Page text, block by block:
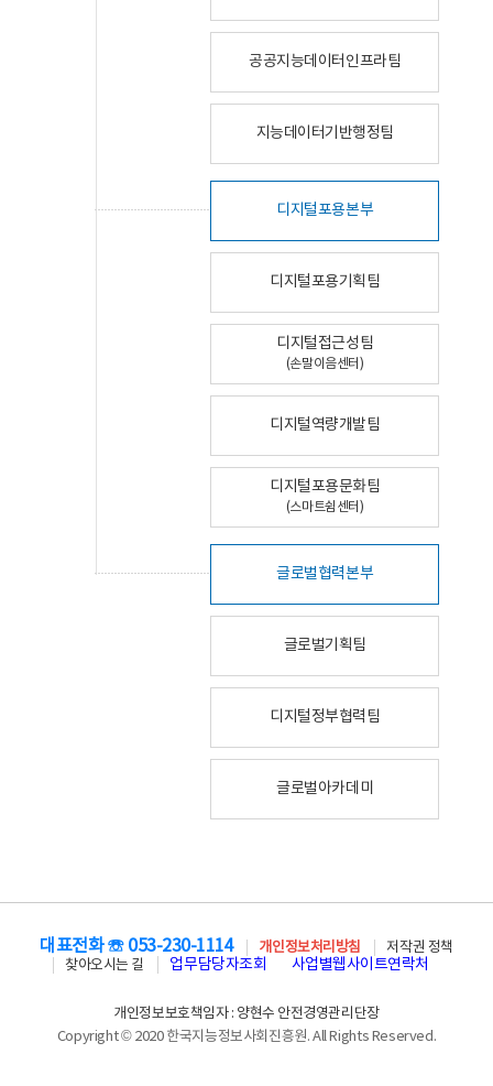
공공지능데이터인프라팀
지능데이터기반행정팀
디지털포용본부
디지털포용기획팀
디지털접근성팀
(손말이음센터)
디지털역량개발팀
디지털포용문화팀
(스마트쉼센터)
글로벌협력본부
글로벌기획팀
디지털정부협력팀
글로벌아카데미
대표전화 ☏ 053-230-1114 개인정보처리방침
저작권 정책
찾아오시는 길
업무담당자조회 사업별웹사이트연락처
개인정보보호책임자 : 양현수 안전경영관리단장
Copyright © 2020 한국지능정보사회진흥원. All Rights Reserved.